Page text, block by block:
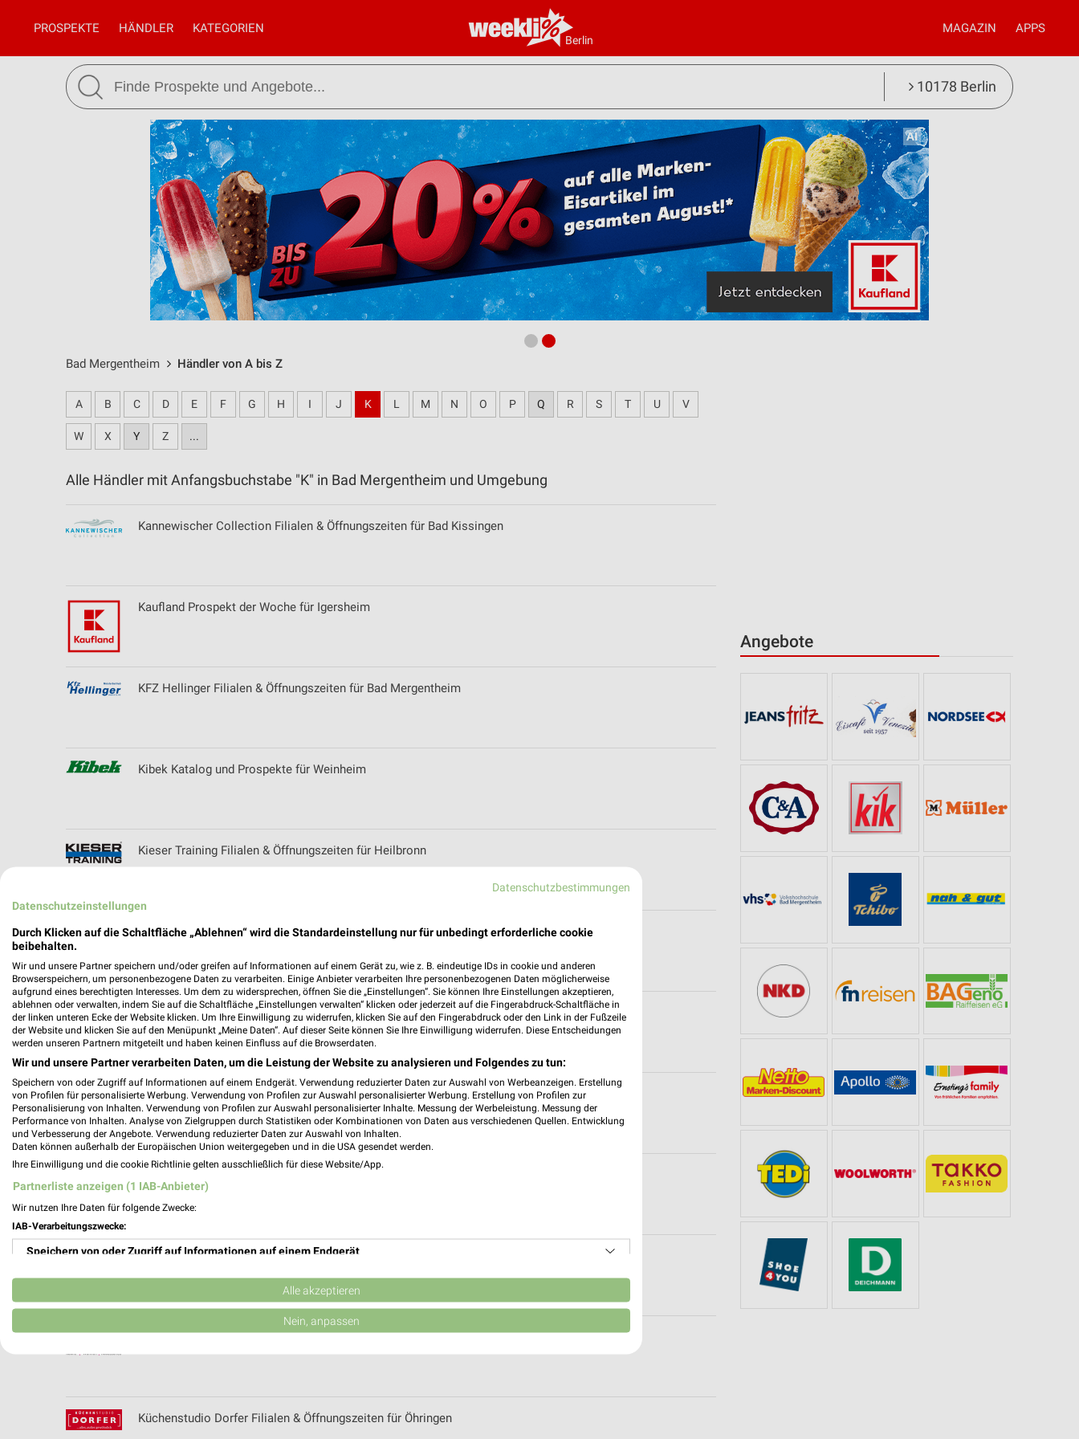
Berlin
PROSPEKTE HÄNDLER KATEGORIEN MAGAZIN APPS
10178 Berlin
Bad Mergentheim Händler von A bis Z
Angebote
A B C D E F G H I J K L M N O P Q R S T U V
W X Y Z ...
Alle Händler mit Anfangsbuchstabe "K" in Bad Mergentheim und Umgebung
Kannewischer Collection Filialen & Öffnungszeiten für Bad Kissingen
Kaufland Prospekt der Woche für Igersheim
KFZ Hellinger Filialen & Öffnungszeiten für Bad Mergentheim
Kibek Katalog und Prospekte für Weinheim
Kieser Training Filialen & Öffnungszeiten für Heilbronn
Kik Online Prospekt für Bad Mergentheim
KODi Prospekte & Aktionen für Lohr am Main
Krumbein Filialen & Öffnungszeiten für Heppenheim
Kölle Zoo - aktueller Prospekt mit Angeboten für Würzburg
Küchen Arena Katalog und Prospekte für Heilbronn
Küchen Negele Filialen & Öffnungszeiten für Asperg
Küchenstudio Dorfer Filialen & Öffnungszeiten für Öhringen
Datenschutzbestimmungen
Datenschutzeinstellungen
Durch Klicken auf die Schaltfläche „Ablehnen“ wird die Standardeinstellung nur für unbedingt erforderliche cookie
beibehalten.
Wir und unsere Partner speichern und/oder greifen auf Informationen auf einem Gerät zu, wie z. B. eindeutige IDs in cookie und anderen
Browserspeichern, um personenbezogene Daten zu verarbeiten. Einige Anbieter verarbeiten Ihre personenbezogenen Daten möglicherweise
aufgrund eines berechtigten Interesses. Um dem zu widersprechen, öffnen Sie die „Einstellungen“. Sie können Ihre Einstellungen akzeptieren,
ablehnen oder verwalten, indem Sie auf die Schaltfläche „Einstellungen verwalten“ klicken oder jederzeit auf die Fingerabdruck-Schaltfläche in
der linken unteren Ecke der Website klicken. Um Ihre Einwilligung zu widerrufen, klicken Sie auf den Fingerabdruck oder den Link in der Fußzeile
der Website und klicken Sie auf den Menüpunkt „Meine Daten“. Auf dieser Seite können Sie Ihre Einwilligung widerrufen. Diese Entscheidungen
werden unseren Partnern mitgeteilt und haben keinen Einfluss auf die Browserdaten.
Wir und unsere Partner verarbeiten Daten, um die Leistung der Website zu analysieren und Folgendes zu tun:
Speichern von oder Zugriff auf Informationen auf einem Endgerät. Verwendung reduzierter Daten zur Auswahl von Werbeanzeigen. Erstellung
von Profilen für personalisierte Werbung. Verwendung von Profilen zur Auswahl personalisierter Werbung. Erstellung von Profilen zur
Personalisierung von Inhalten. Verwendung von Profilen zur Auswahl personalisierter Inhalte. Messung der Werbeleistung. Messung der
Performance von Inhalten. Analyse von Zielgruppen durch Statistiken oder Kombinationen von Daten aus verschiedenen Quellen. Entwicklung
und Verbesserung der Angebote. Verwendung reduzierter Daten zur Auswahl von Inhalten.
Daten können außerhalb der Europäischen Union weitergegeben und in die USA gesendet werden.
Ihre Einwilligung und die cookie Richtlinie gelten ausschließlich für diese Website/App.
Partnerliste anzeigen (1 IAB-Anbieter)
Wir nutzen Ihre Daten für folgende Zwecke:
IAB-Verarbeitungszwecke:
Speichern von oder Zugriff auf Informationen auf einem Endgerät
Verwendung reduzierter Daten zur Auswahl von Werbeanzeigen
Erstellung von Profilen für personalisierte Werbung
Verwendung von Profilen zur Auswahl personalisierter Inhalte
Alle akzeptieren
Nein, anpassen